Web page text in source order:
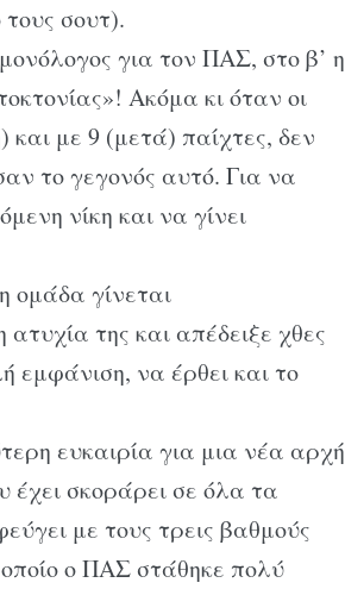
σουτ).
για τον ΠΑΣ, στο β’ η
Ακόμα κι όταν οι
με 9 (μετά) παίχτες, δεν
το γεγονός αυτό. Για να
νίκη και να γίνει
ομάδα γίνεται
της και απέδειξε χθες
εμφάνιση, να έρθει και το
ευκαιρία για μια νέα αρχή
έχει σκοράρει σε όλα τα
με τους τρεις βαθμούς
ο ΠΑΣ στάθηκε πολύ